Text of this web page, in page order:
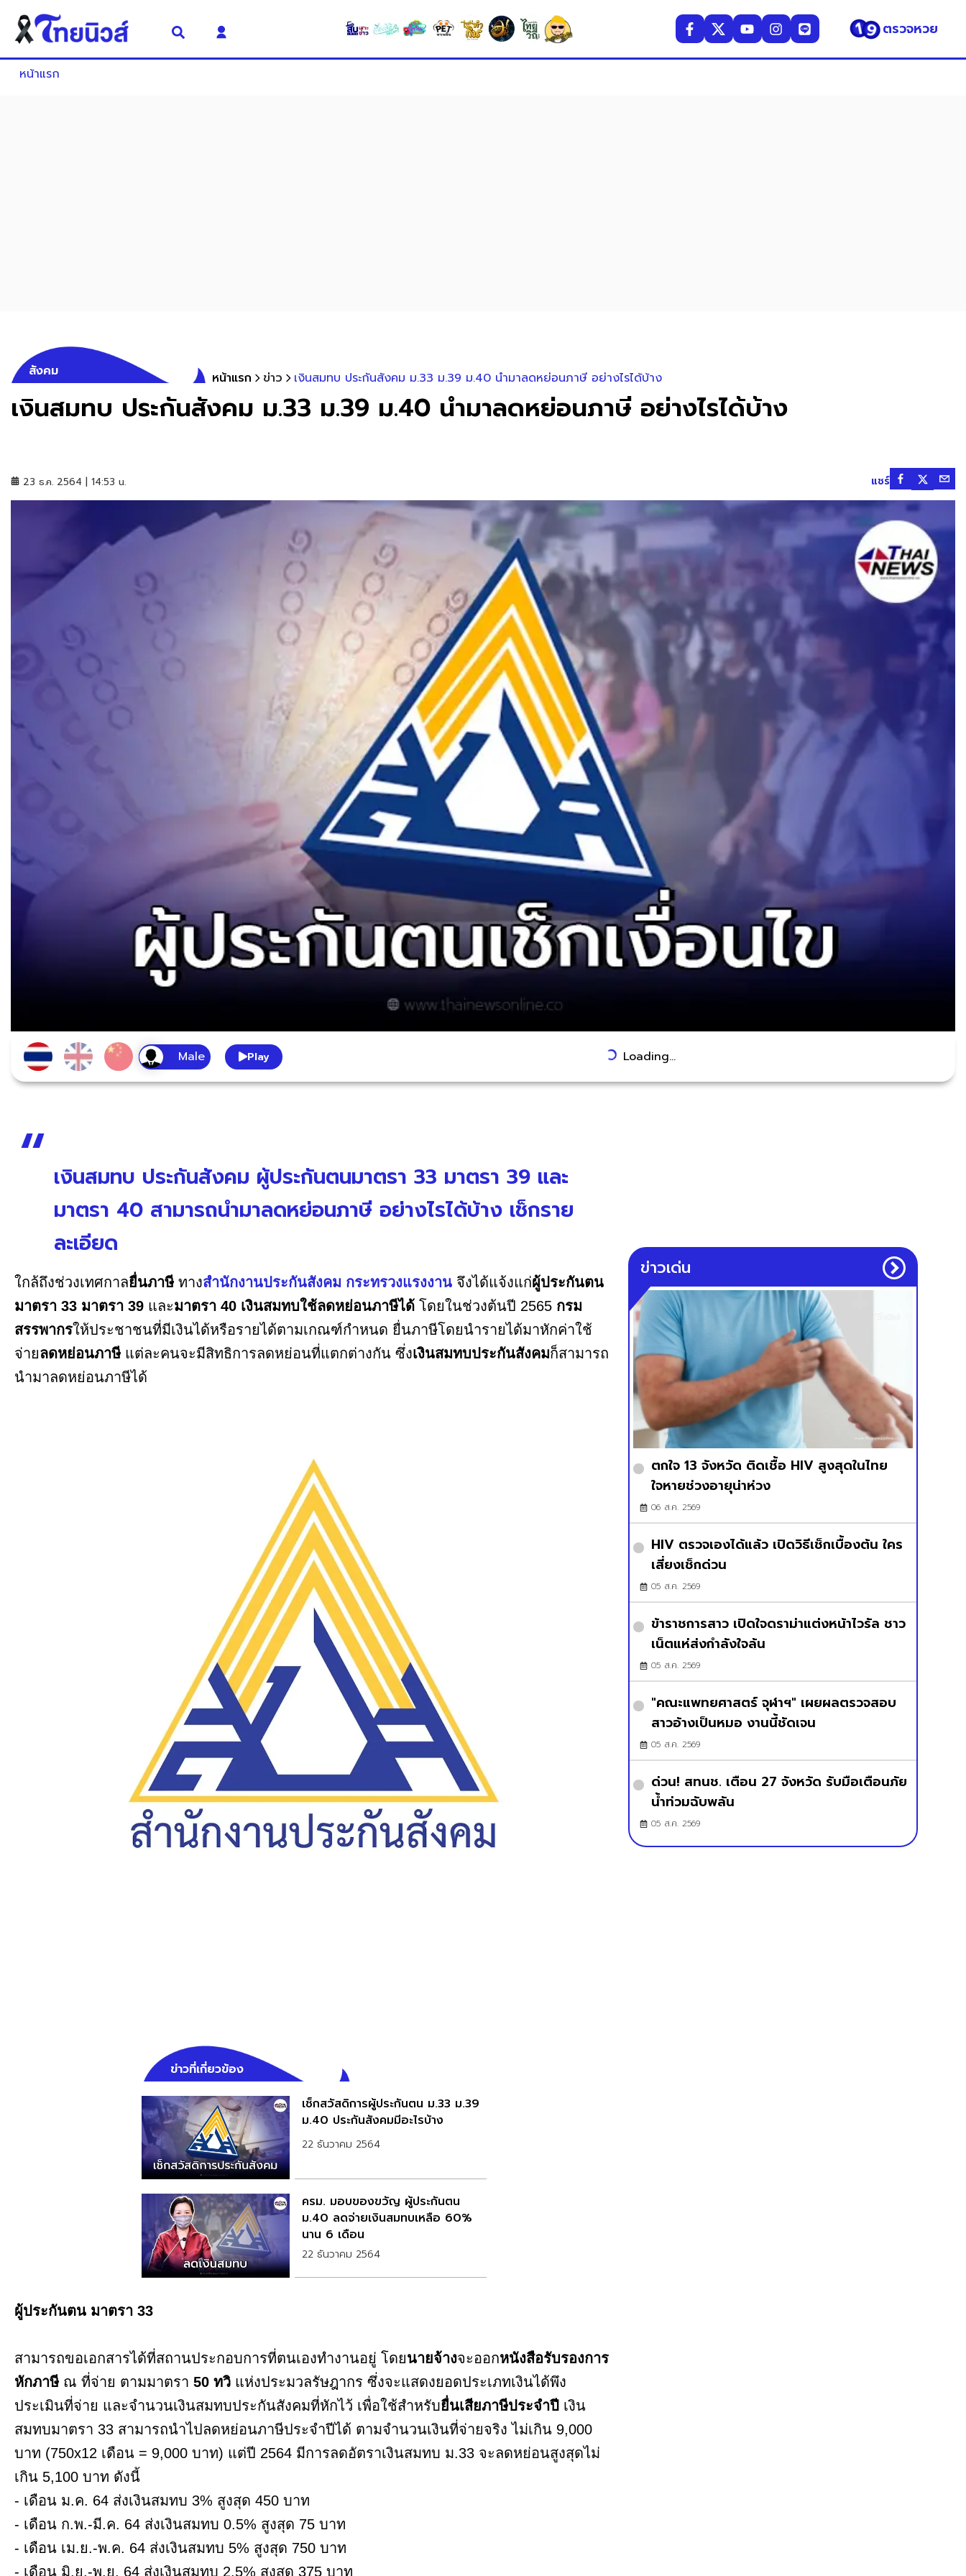
ตรวจหวย
หน้าแรก
สังคม หน้าแรก ข่าว เงินสมทบ ประกันสังคม ม.33 ม.39 ม.40 นำมาลดหย่อนภาษี อย่างไรได้บ้าง
เงินสมทบ ประกันสังคม ม.33 ม.39 ม.40 นำมาลดหย่อนภาษี อย่างไรได้บ้าง
23 ธ.ค. 2564 | 14:53 น. แชร์
Play Loading...
เงินสมทบ ประกันสังคม ผู้ประกันตนมาตรา 33 มาตรา 39 และ
มาตรา 40 สามารถนำมาลดหย่อนภาษี อย่างไรได้บ้าง เช็กราย
ละเอียด
ใกล้ถึงช่วงเทศกาลยื่นภาษีทางสำนักงานประกันสังคม กระทรวงแรงงาน จึงได้แจ้งแก่ผู้ประกันตน
มาตรา 33 มาตรา 39 และมาตรา 40 เงินสมทบใช้ลดหย่อนภาษีได้ โดยในช่วงต้นปี 2565 กรม
สรรพากรให้ประชาชนที่มีเงินได้หรือรายได้ตามเกณฑ์กำหนด ยื่นภาษีโดยนำรายได้มาหักค่าใช้
จ่ายลดหย่อนภาษีแต่ละคนจะมีสิทธิการลดหย่อนที่แตกต่างกัน ซึ่งเงินสมทบประกันสังคมก็สามารถ
นำมาลดหย่อนภาษีได้
ข่าวที่เกี่ยวข้อง
เช็กสวัสดิการผู้ประกันตน ม.33 ม.39
ม.40 ประกันสังคมมีอะไรบ้าง
22 ธันวาคม 2564
ครม. มอบของขวัญ ผู้ประกันตน
ม.40 ลดจ่ายเงินสมทบเหลือ 60%
นาน 6 เดือน
22 ธันวาคม 2564
ผู้ประกันตน มาตรา 33
สามารถขอเอกสารได้ที่สถานประกอบการที่ตนเองทำงานอยู่ โดยนายจ้างจะออกหนังสือรับรองการ
หักภาษีณ ที่จ่าย ตามมาตรา 50 ทวิ แห่งประมวลรัษฎากร ซึ่งจะแสดงยอดประเภทเงินได้พึง
ประเมินที่จ่าย และจำนวนเงินสมทบประกันสังคมที่หักไว้ เพื่อใช้สำหรับยื่นเสียภาษีประจำปี เงิน
สมทบมาตรา 33 สามารถนำไปลดหย่อนภาษีประจำปีได้ ตามจำนวนเงินที่จ่ายจริง ไม่เกิน 9,000
บาท (750x12 เดือน = 9,000 บาท) แต่ปี 2564 มีการลดอัตราเงินสมทบ ม.33 จะลดหย่อนสูงสุดไม่
เกิน 5,100 บาท ดังนี้
- เดือน ม.ค. 64 ส่งเงินสมทบ 3% สูงสุด 450 บาท
- เดือน ก.พ.-มี.ค. 64 ส่งเงินสมทบ 0.5% สูงสุด 75 บาท
- เดือน เม.ย.-พ.ค. 64 ส่งเงินสมทบ 5% สูงสุด 750 บาท
- เดือน มิ.ย.-พ.ย. 64 ส่งเงินสมทบ 2.5% สูงสุด 375 บาท
ข่าวเด่น
ตกใจ 13 จังหวัด ติดเชื้อ HIV สูงสุดในไทย
ใจหายช่วงอายุน่าห่วง
06 ส.ค. 2569
HIV ตรวจเองได้แล้ว เปิดวิธีเช็กเบื้องต้น ใคร
เสี่ยงเช็กด่วน
05 ส.ค. 2569
ข้าราชการสาว เปิดใจดราม่าแต่งหน้าไวรัล ชาว
เน็ตแห่ส่งกำลังใจล้น
05 ส.ค. 2569
"คณะแพทยศาสตร์ จุฬาฯ" เผยผลตรวจสอบ
สาวอ้างเป็นหมอ งานนี้ชัดเจน
05 ส.ค. 2569
ด่วน! สทนช. เตือน 27 จังหวัด รับมือเตือนภัย
น้ำท่วมฉับพลัน
05 ส.ค. 2569